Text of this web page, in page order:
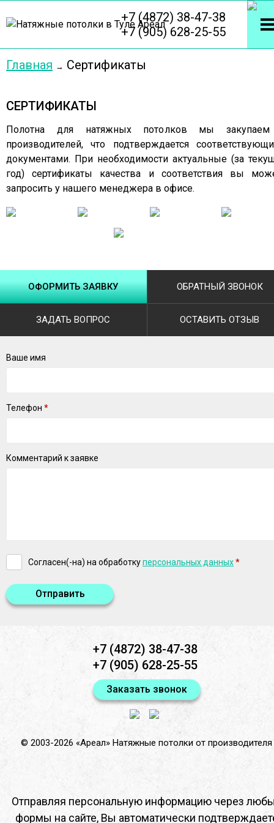
+7 (4872) 38-47-38
+7 (905) 628-25-55
Главная Сертификаты
СЕРТИФИКАТЫ
Полотна для натяжных потолков мы
производителей, что подтверждается
документами. При необходимости актуальные (за
год) сертификаты качества и соответствия вы
запросить у нашего менеджера в офисе.
ОФОРМИТЬ ЗАЯВКУ ОБРАТНЫЙ ЗВОНОК
ЗАДАТЬ ВОПРОС ОСТАВИТЬ ОТЗЫВ
Ваше имя
Телефон *
Комментарий к заявке
Согласен(-на) на обработкуперсональных данных*
Отправить
© 2003-2026 «Ареал» Натяжные потолки от производителя
+7 (4872) 38-47-38
+7 (905) 628-25-55
Заказать звонок
Отправляя персональную информацию через
формы на сайте, Вы автоматически